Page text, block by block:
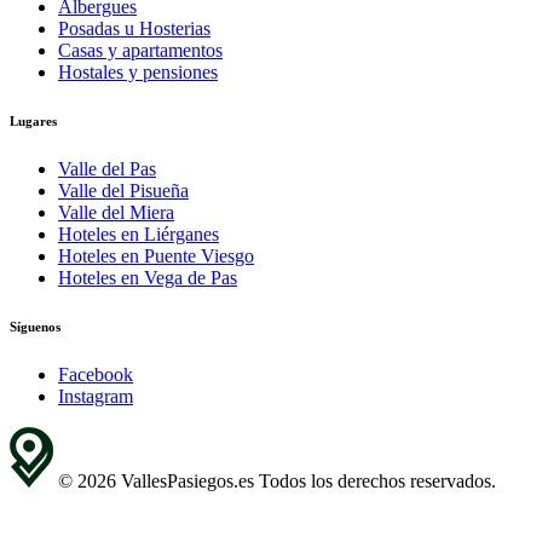
Albergues
Posadas u Hosterias
Casas y apartamentos
Hostales y pensiones
Lugares
Valle del Pas
Valle del Pisueña
Valle del Miera
Hoteles en Liérganes
Hoteles en Puente Viesgo
Hoteles en Vega de Pas
Síguenos
Facebook
Instagram
© 2026 VallesPasiegos.es Todos los derechos reservados.